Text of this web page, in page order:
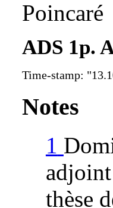
Poincaré
ADS 1p.
Time-stamp:
Notes
1
thèse